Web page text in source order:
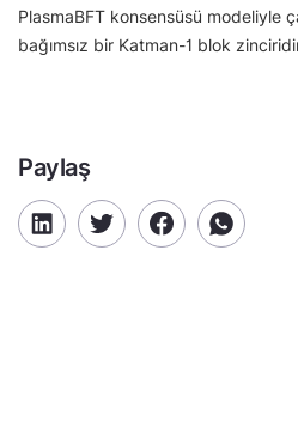
PlasmaBFT konsensüsü modeliyle
bağımsız bir Katman-1 blok
Paylaş